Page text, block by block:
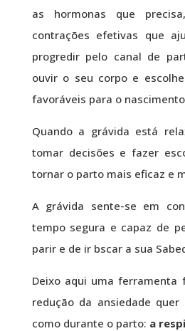
as hormonas que
contrações efetivas que
progredir pelo canal de
ouvir o seu corpo e
favoráveis para o
Quando a grávida está
tomar decisões e fazer
tornar o parto mais eficaz e
A grávida sente-se em
tempo segura e capaz de
parir e de ir bscar a sua
Deixo aqui uma ferramenta
redução da ansiedade
como durante o parto: a